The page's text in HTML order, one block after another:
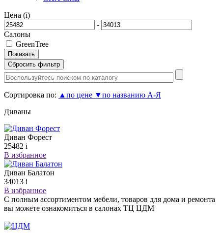
Цена (i)
-
Салоны
GreenTree
Сортировка по: ▲ по цене ▼по названию А-Я
Диваны
Диван Форест
25482 i
В избранное
Диван Балатон
34013 i
В избранное
С полным ассортиментом мебели, товаров для дома и ремонта
вы можете ознакомиться в салонах ТЦ ЦДМ